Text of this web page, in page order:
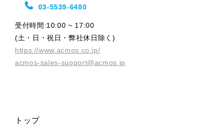
・商法に基づく権利の行使、義務の履行
・各種株主施策の実施
・株主管理
(4)入社を希望される皆様の個人情報
上記のうち開示対象個人情報は、(1)、(3)、(4)、(5)
03-5539-6480
受付時間:10:00 ~ 17:00
(土・日・祝日・弊社休日除く)
https://www.acmos.co.jp/
acmos-sales-support@acmos.jp
トップ